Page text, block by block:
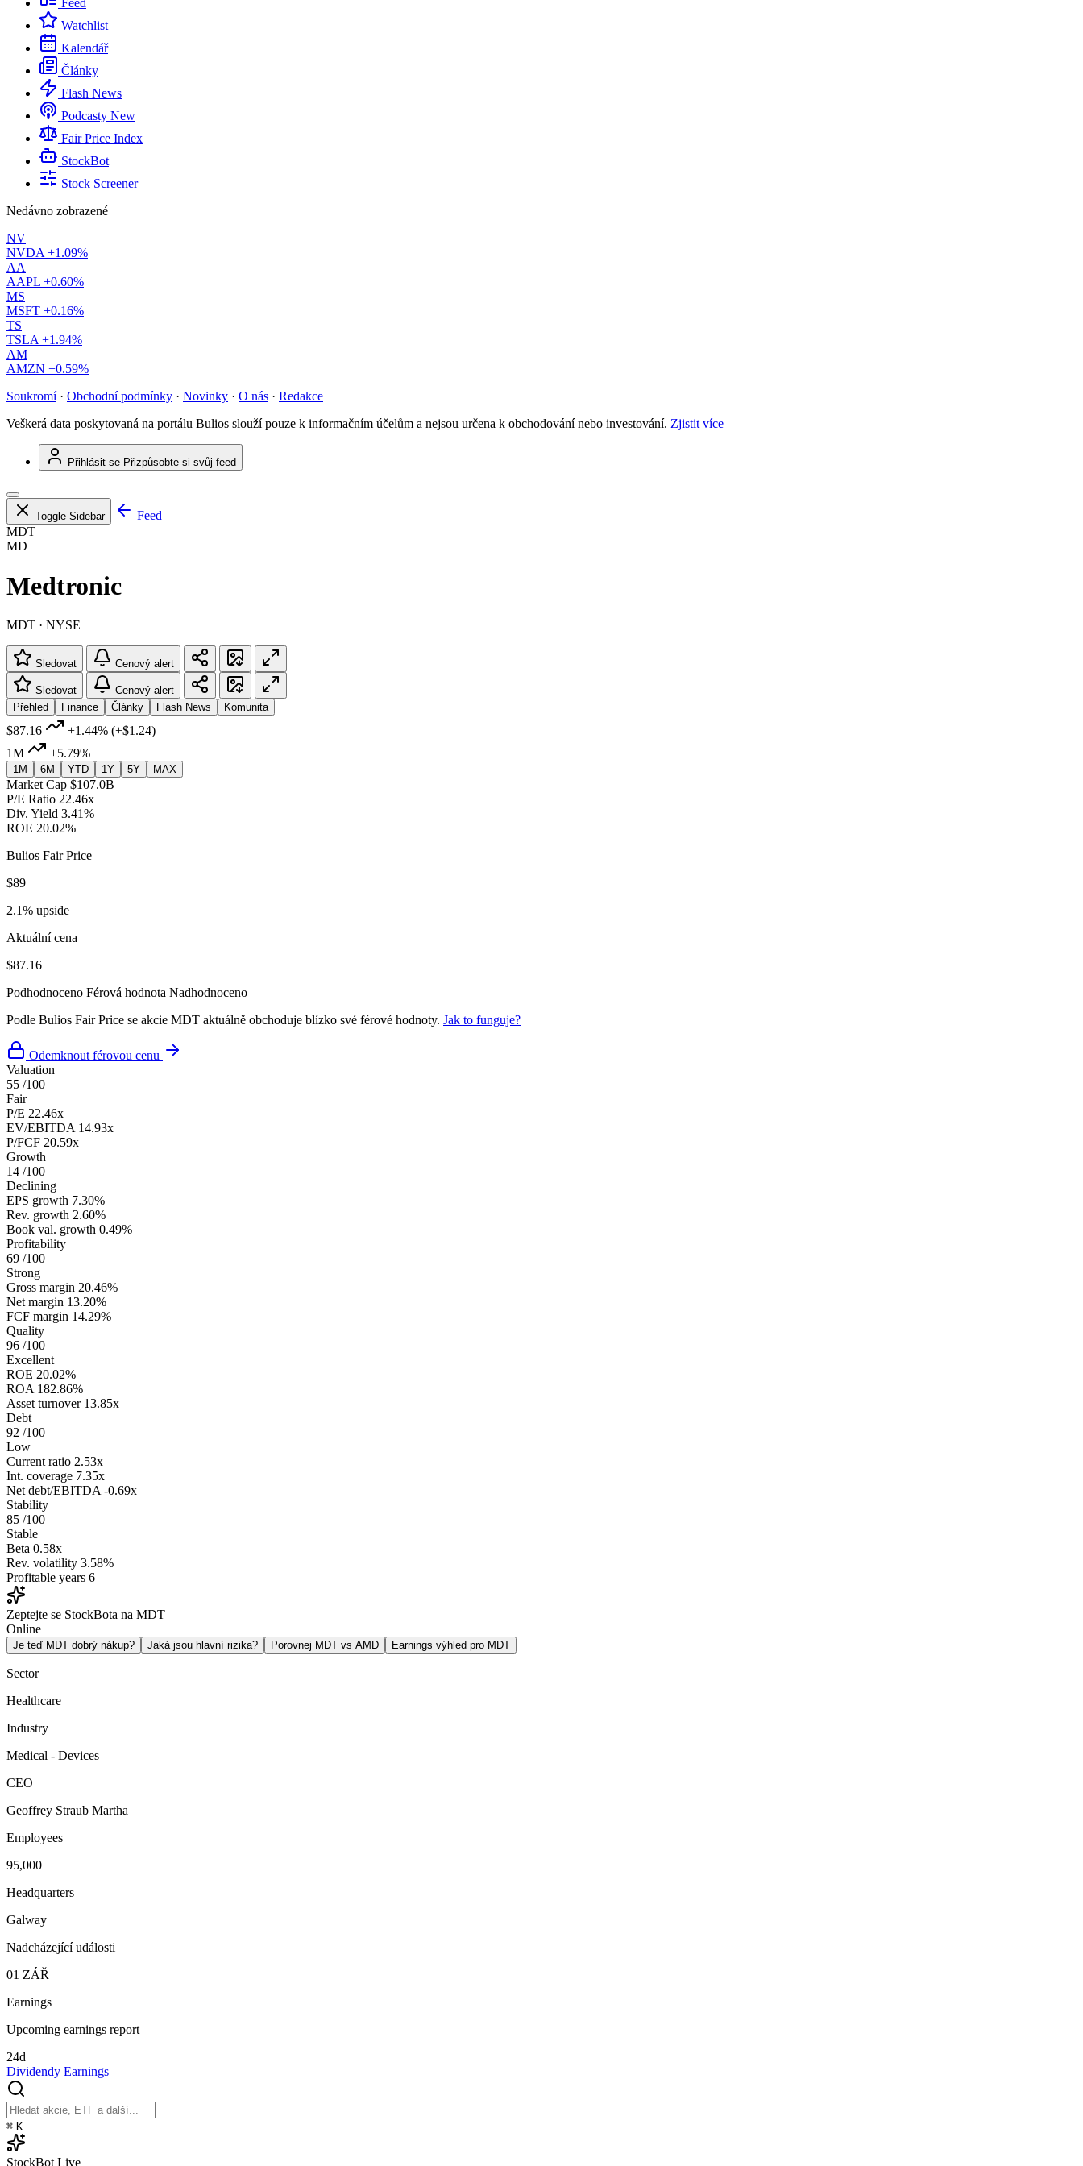
Feed
Watchlist
Kalendář
Články
Flash News
Podcasty New
Fair Price Index
StockBot
Stock Screener
Nedávno zobrazené
NV
NVDA +1.09%
AA
AAPL +0.60%
MS
MSFT +0.16%
TS
TSLA +1.94%
AM
AMZN +0.59%
Soukromí · Obchodní podmínky · Novinky · O nás · Redakce
Veškerá data poskytovaná na portálu Bulios slouží pouze k informačním účelům a nejsou určena k obchodování nebo investování. Zjistit více
Přihlásit se Přizpůsobte si svůj feed
Toggle Sidebar
Feed
MDT
MD
Medtronic
MDT · NYSE
Sledovat Cenový alert
Sledovat
Cenový alert
Přehled
Finance Články Flash News Komunita
$87.16 +1.44% (+$1.24)
1M
+5.79%
1M 6M YTD 1Y 5Y MAX
Market Cap $107.0B
P/E Ratio 22.46x
Div. Yield 3.41%
ROE 20.02%
Bulios Fair Price
$89
2.1% upside
Aktuální cena
$87.16
Podhodnoceno Férová hodnota Nadhodnoceno
Podle Bulios Fair Price se akcie MDT aktuálně obchoduje blízko své férové hodnoty. Jak to funguje?
Odemknout férovou cenu
Valuation
55 /100
Fair
P/E 22.46x
EV/EBITDA 14.93x
P/FCF 20.59x
Growth
14 /100
Declining
EPS growth 7.30%
Rev. growth 2.60%
Book val. growth 0.49%
Profitability
69 /100
Strong
Gross margin 20.46%
Net margin 13.20%
FCF margin 14.29%
Quality
96 /100
Excellent
ROE 20.02%
ROA 182.86%
Asset turnover 13.85x
Debt
92 /100
Low
Current ratio 2.53x
Int. coverage 7.35x
Net debt/EBITDA -0.69x
Stability
85 /100
Stable
Beta 0.58x
Rev. volatility 3.58%
Profitable years 6
Zeptejte se StockBota na MDT
Online
Je teď MDT dobrý nákup? Jaká jsou hlavní rizika? Porovnej MDT vs AMD Earnings výhled pro MDT
Sector
Healthcare
Industry
Medical - Devices
CEO
Geoffrey Straub Martha
Employees
95,000
Headquarters
Galway
Nadcházející události
01 ZÁŘ
Earnings
Upcoming earnings report
24d
Dividendy Earnings
⌘ K
StockBot Live